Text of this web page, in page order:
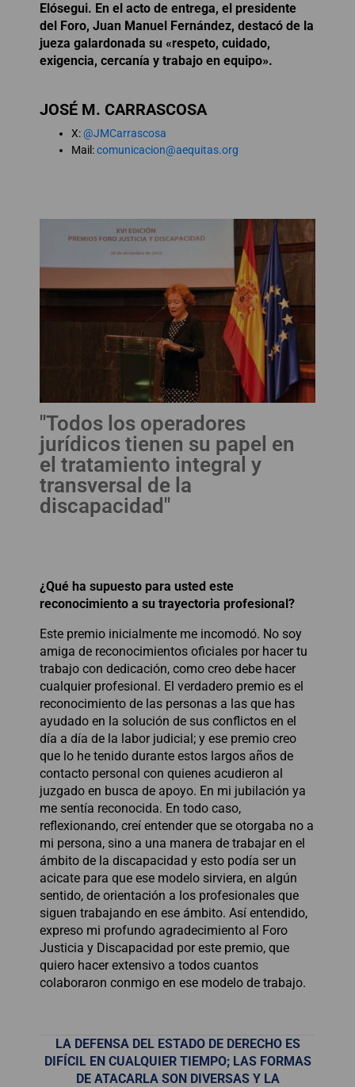
Elósegui. En el acto de entrega, el presidente
del Foro, Juan Manuel Fernández, destacó de la
jueza galardonada su «respeto, cuidado,
exigencia, cercanía y trabajo en equipo».
JOSÉ M. CARRASCOSA
X:@JMCarrascosa
Mail:comunicacion@aequitas.org
"Todos los operadores
jurídicos tienen su papel en
el tratamiento integral y
transversal de la
discapacidad"
¿Qué ha supuesto para usted este
reconocimiento a su trayectoria profesional?
Este premio inicialmente me incomodó. No soy
amiga de reconocimientos oficiales por hacer tu
trabajo con dedicación, como creo debe hacer
cualquier profesional. El verdadero premio es el
reconocimiento de las personas a las que has
ayudado en la solución de sus conflictos en el
día a día de la labor judicial; y ese premio creo
que lo he tenido durante estos largos años de
contacto personal con quienes acudieron al
juzgado en busca de apoyo. En mi jubilación ya
me sentía reconocida. En todo caso,
reflexionando, creí entender que se otorgaba no a
mi persona, sino a una manera de trabajar en el
ámbito de la discapacidad y esto podía ser un
acicate para que ese modelo sirviera, en algún
sentido, de orientación a los profesionales que
siguen trabajando en ese ámbito. Así entendido,
expreso mi profundo agradecimiento al Foro
Justicia y Discapacidad por este premio, que
quiero hacer extensivo a todos cuantos
colaboraron conmigo en ese modelo de trabajo.
LA DEFENSA DEL ESTADO DE DERECHO ES
DIFÍCIL EN CUALQUIER TIEMPO; LAS FORMAS
DE ATACARLA SON DIVERSAS Y LA